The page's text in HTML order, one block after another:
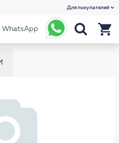
Для покупателей
WhatsApp